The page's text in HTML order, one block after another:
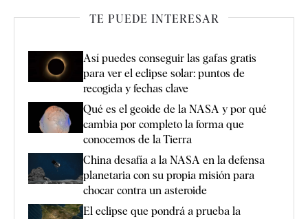
TE PUEDE INTERESAR
Así puedes conseguir las gafas gratis
para ver el eclipse solar: puntos de
recogida y fechas clave
Qué es el geoide de la NASA y por qué
cambia por completo la forma que
conocemos de la Tierra
China desafía a la NASA en la defensa
planetaria con su propia misión para
chocar contra un asteroide
El eclipse que pondrá a prueba la